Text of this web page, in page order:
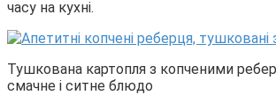
часу на кухні.
Тушкована картопля з копченими
смачне і ситне блюдо